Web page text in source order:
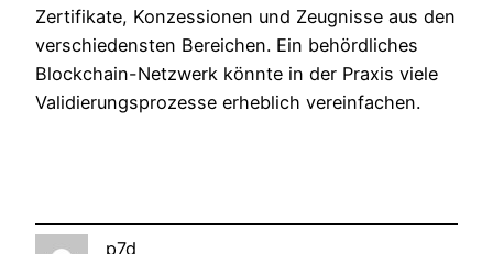
Zertifikate, Konzessionen und Zeugnisse aus den
verschiedensten Bereichen. Ein behördliches
Blockchain-Netzwerk könnte in der Praxis viele
Validierungsprozesse erheblich vereinfachen.
p7d